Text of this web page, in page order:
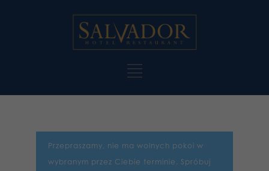
Przepraszamy, nie ma wolnych pokoi w
wybranym przez Ciebie terminie. Spróbuj